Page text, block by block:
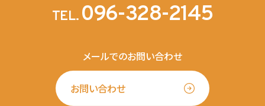
TEL. 096-328-2145
メールでのお問い合わせ
お問い合わせ